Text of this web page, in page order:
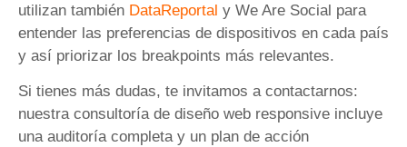
utilizan también DataReportal y We Are Social para
entender las preferencias de dispositivos en cada país
y así priorizar los breakpoints más relevantes.
Si tienes más dudas, te invitamos a contactarnos:
nuestra consultoría de diseño web responsive incluye
una auditoría completa y un plan de acción